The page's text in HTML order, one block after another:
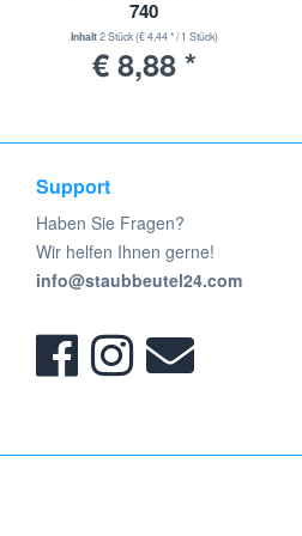
740
Inhalt2 Stück(€ 4,44 * / 1 Stück)
€ 8,88 *
Support
Haben Sie Fragen?
Wir helfen Ihnen gerne!
info@staubbeutel24.com